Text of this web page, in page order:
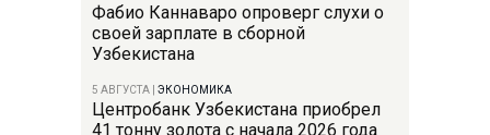
Фабио Каннаваро опроверг слухи о
своей зарплате в сборной
Узбекистана
5 АВГУСТА ЭКОНОМИКА
Центробанк Узбекистана приобрел
41 тонну золота с начала 2026 года